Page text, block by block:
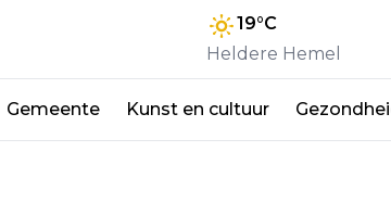
19°C
Heldere Hemel
Gemeente Kunst en cultuur